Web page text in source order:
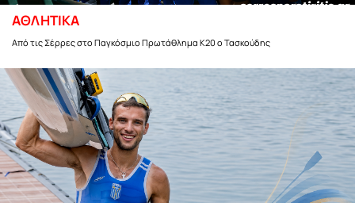
ΑΘΛΗΤΙΚΑ
Από τις Σέρρες στο Παγκόσμιο Πρωτάθλημα Κ20 ο Τασκούδης